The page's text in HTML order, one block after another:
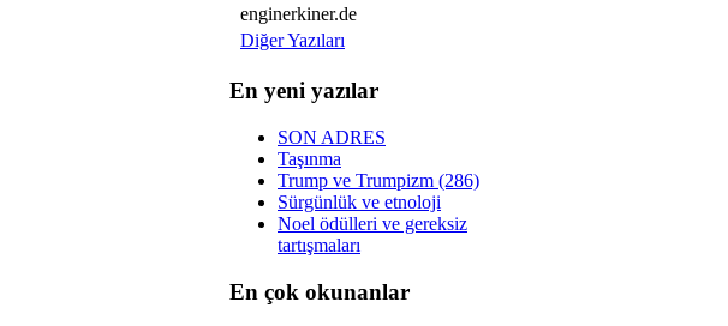
enginerkiner.de
Diğer Yazıları
En yeni yazılar
SON ADRES
Taşınma
Trump ve Trumpizm (286)
Sürgünlük ve etnoloji
Noel ödülleri ve gereksiz
tartışmaları
En çok okunanlar